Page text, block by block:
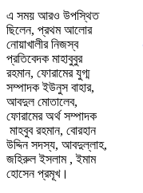
এ সময় আরও উপস্থিত
ছিলেন, প্রথম আলোর
নোয়াখালীর নিজস্ব
প্রতিবেদক মাহাবুবুর
রহমান, ফোরামের যুগ্ম
সম্পাদক ইউনুস বাহার,
আবদুল মোতালেব,
ফোরামের অর্থ সম্পাদক
মাহবুব রহমান, বোরহান
উদ্দিন সদস্য, আবদুল্লাহ,
জহিরুল ইসলাম , ইমাম
হোসেন প্রমূখ।